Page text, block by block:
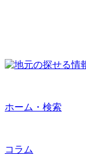
ホーム・検索
コラム